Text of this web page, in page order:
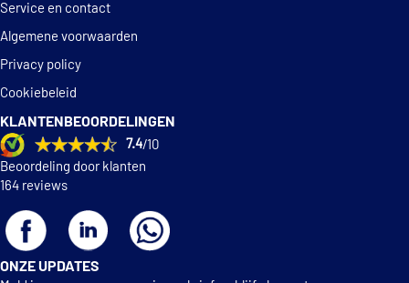
Service en contact
Algemene voorwaarden
Privacy policy
Cookiebeleid
KLANTENBEOORDELINGEN
7.4/10
Beoordeling door klanten
164 reviews
ONZE UPDATES